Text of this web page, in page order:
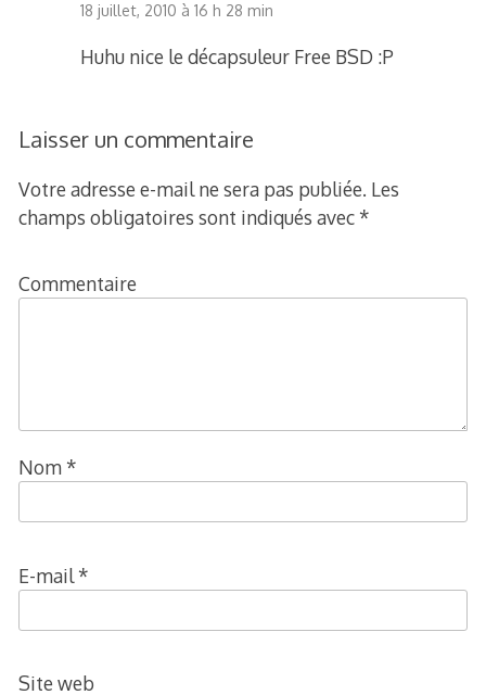
18 juillet, 2010 à 16 h 28 min
Huhu nice le décapsuleur Free BSD :P
Laisser un commentaire
Votre adresse e-mail ne sera pas publiée. Les
champs obligatoires sont indiqués avec *
Commentaire
Nom *
E-mail*
Site web